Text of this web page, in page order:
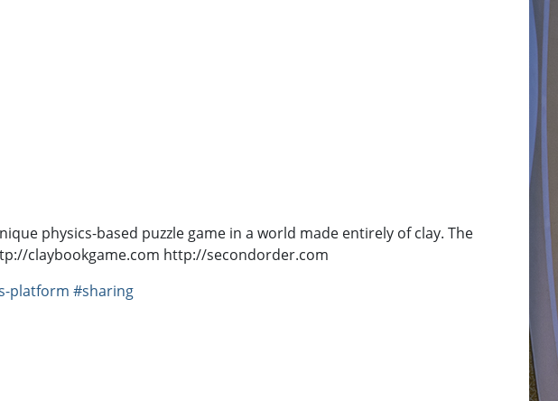
physics-based puzzle game in a world made entirely of clay. The
claybookgame.com http://secondorder.com
platform #sharing